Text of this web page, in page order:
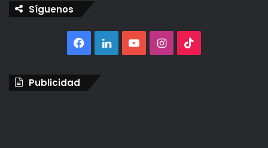
Síguenos
Facebook
LinkedInYouTubeInstagram
Publicidad